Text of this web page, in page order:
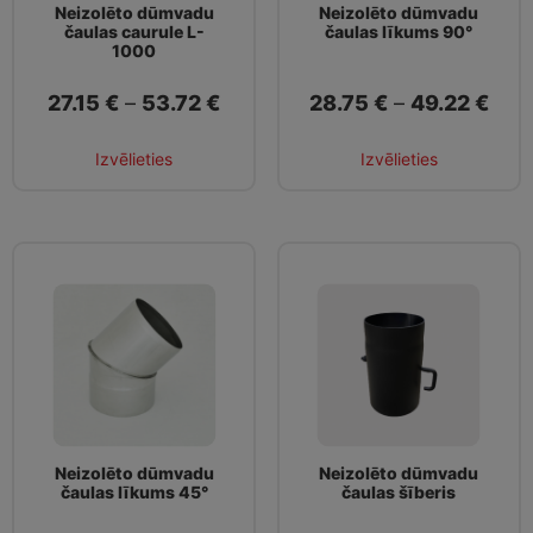
Neizolēto dūmvadu
čaulas caurule L-
1000
27.15€ – 53.72€
Izvēlieties
Neizolēto dūmvadu
čaulas līkums 90°
28.75 € – 49.22€
Izvēlieties
Neizolēto dūmvadu
čaulas līkums 45°
Neizolēto dūmvadu
čaulas šīberis